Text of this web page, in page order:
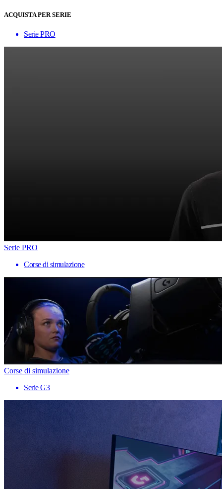
ACQUISTA PER SERIE
Serie PRO
Serie PRO
Corse di simulazione
Corse di simulazione
Serie G3